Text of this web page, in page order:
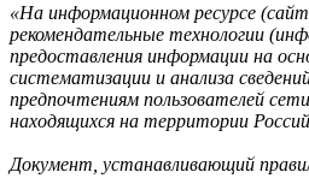
«На информационном ресурсе
рекомендательные технологии
предоставления информации на
систематизации и анализа
предпочтениям пользователей
находящихся на территории
Документ, устанавливающий